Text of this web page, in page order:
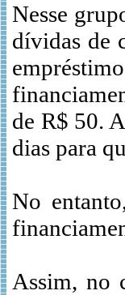
Nesse
dívidas de
de R$ 50.
dias para
No
Assim, no